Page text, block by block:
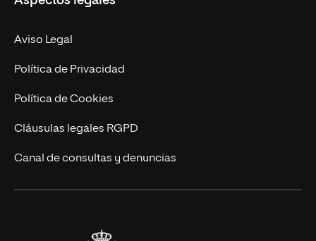
Doctorados
Experto Universitario
Postgrados
Cursos Universitarios
Facultades
Nuestro Equipo
Trabaja en UNIR
Actualidad
UNIR Revista
Eventos
Aviso Legal
Política de Privacidad
Política de Cookies
Cláusulas legales RGPD
Canal de consultas y denuncias